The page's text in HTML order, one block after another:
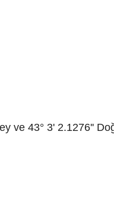
ve 43° 3' 2.1276''